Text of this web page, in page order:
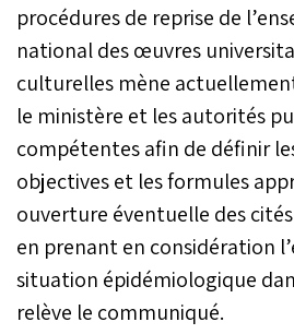
procédures de reprise de
national des œuvres
culturelles mène
le ministère et les autorités
compétentes afin de définir
objectives et les formules
ouverture éventuelle des
en prenant en considération
situation épidémiologique
relève le communiqué.